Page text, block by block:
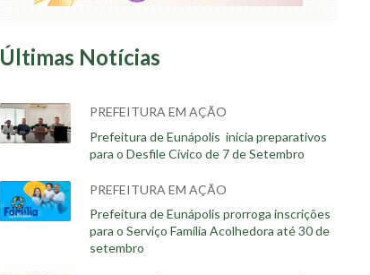
Últimas Notícias
PREFEITURA EM AÇÃO
Prefeitura de Eunápolis inicia preparativos
para o Desfile Cívico de 7 de Setembro
PREFEITURA EM AÇÃO
Prefeitura de Eunápolis prorroga inscrições
para o Serviço Família Acolhedora até 30 de
setembro